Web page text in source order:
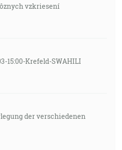
vzkriesení
15:00-Krefeld-SWAHILI
der verschiedenen